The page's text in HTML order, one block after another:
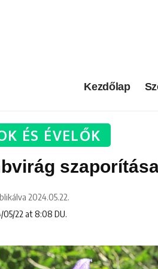
Kezdőlap
ÉS ÉVELŐK
22 at 8:08 DU.
2024.05.22.